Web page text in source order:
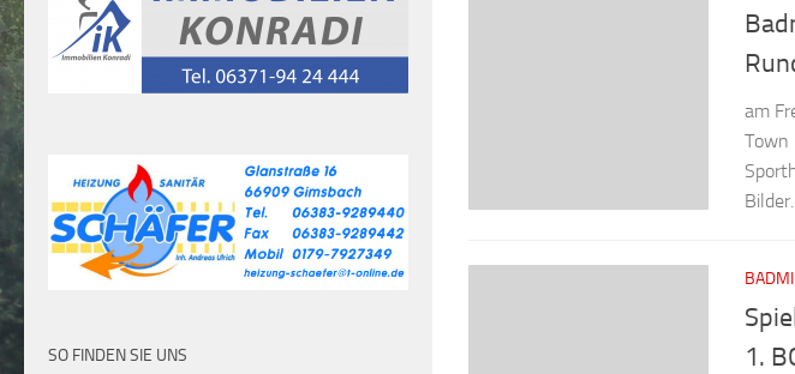
am
Town
1.
SO FINDEN SIE UNS